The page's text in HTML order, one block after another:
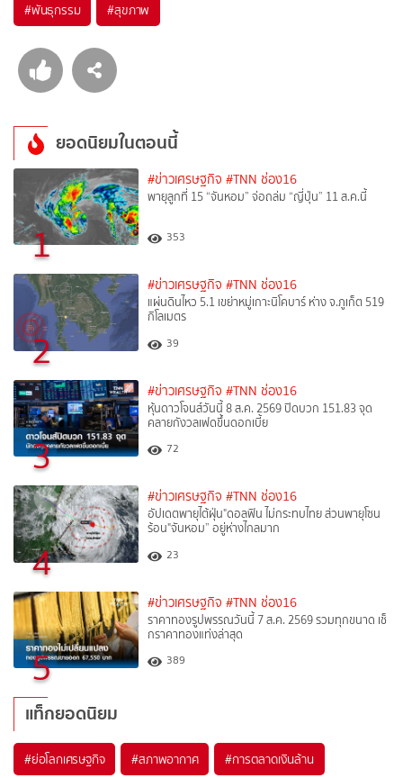
#พันธุกรรม #สุขภาพ
ยอดนิยมในตอนนี้
1
#ข่าวเศรษฐกิจ #TNN ช่อง16
พายุลูกที่ 15 “จันหอม” จ่อถล่ม “ญี่ปุ่น” 11 ส.ค.นี้
353
2
#ข่าวเศรษฐกิจ #TNN ช่อง16
แผ่นดินไหว 5.1 เขย่าหมู่เกาะนิโคบาร์ ห่าง จ.ภูเก็ต 519
กิโลเมตร
39
3
#ข่าวเศรษฐกิจ #TNN ช่อง16
หุ้นดาวโจนส์วันนี้ 8 ส.ค. 2569 ปิดบวก 151.83 จุด
คลายกังวลเฟดขึ้นดอกเบี้ย
72
4
#ข่าวเศรษฐกิจ #TNN ช่อง16
อัปเดตพายุไต้ฝุ่น"ดอลฟิน ไม่กระทบไทย ส่วนพายุโซน
ร้อน"จันหอม” อยู่ห่างไกลมาก
23
5
#ข่าวเศรษฐกิจ #TNN ช่อง16
ราคาทองรูปพรรณวันนี้ 7 ส.ค. 2569 รวมทุกขนาด เช็
กราคาทองแท่งล่าสุด
389
แท็กยอดนิยม
#ย่อโลกเศรษฐกิจ #สภาพอากาศ #การตลาดเงินล้าน